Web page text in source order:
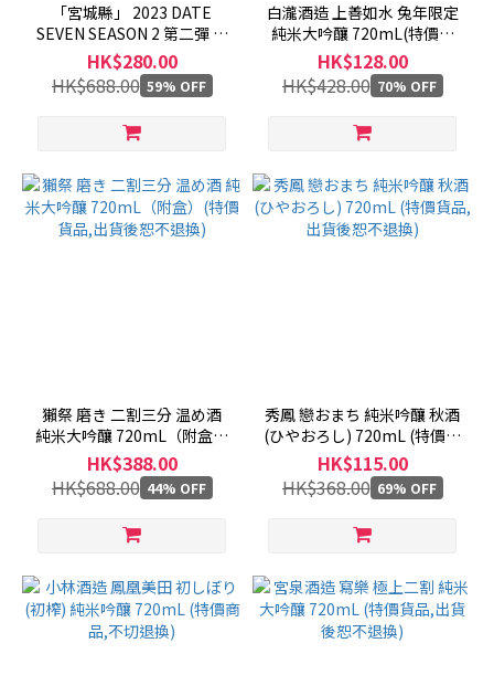
「宮城縣」 2023 DATE
SEVEN SEASON 2 第二彈 荻
之鶴＆山和套組 ( 720ml x 2
) (特價貨品,出貨後恕不退換)
HK$280.00
HK$688.00 59% OFF
白瀧酒造 上善如水 兔年限定
純米大吟釀 720mL(特價貨
品,出貨後恕不退換)
HK$128.00
HK$428.00 70% OFF
獺祭 磨き 二割三分 温め酒
純米大吟釀 720mL（附盒）
(特價貨品,出貨後恕不退換)
HK$388.00
HK$688.00 44% OFF
秀鳳 戀おまち 純米吟釀 秋酒
(ひやおろし) 720mL (特價貨
品,出貨後恕不退換)
HK$115.00
HK$368.00 69% OFF